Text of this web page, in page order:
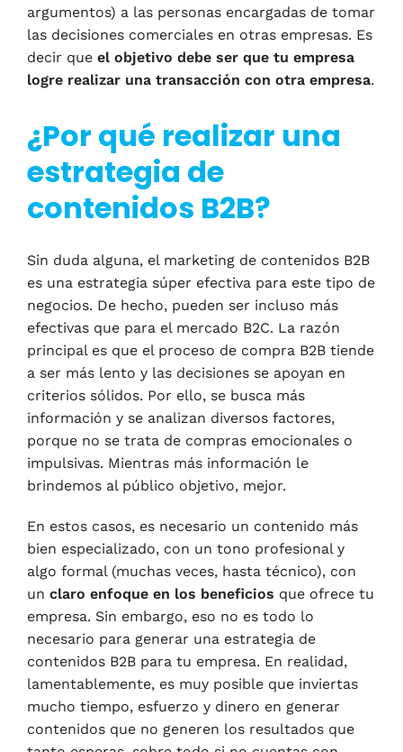
argumentos) a las personas encargadas de tomar
las decisiones comerciales en otras empresas. Es
decir que el objetivo debe ser que tu empresa
logre realizar una transacción con otra empresa.
¿Por qué realizar una
estrategia de
contenidos B2B?
Sin duda alguna, el marketing de contenidos B2B
es una estrategia súper efectiva para este tipo de
negocios. De hecho, pueden ser incluso más
efectivas que para el mercado B2C. La razón
principal es que el proceso de compra B2B tiende
a ser más lento y las decisiones se apoyan en
criterios sólidos. Por ello, se busca más
información y se analizan diversos factores,
porque no se trata de compras emocionales o
impulsivas. Mientras más información le
brindemos al público objetivo, mejor.
En estos casos, es necesario un contenido más
bien especializado, con un tono profesional y
algo formal (muchas veces, hasta técnico), con
un claro enfoque en los beneficios que ofrece tu
empresa. Sin embargo, eso no es todo lo
necesario para generar una estrategia de
contenidos B2B para tu empresa. En realidad,
lamentablemente, es muy posible que inviertas
mucho tiempo, esfuerzo y dinero en generar
contenidos que no generen los resultados que